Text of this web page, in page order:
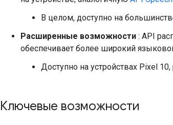
В целом, доступно на
Расширенные возможности : API
обеспечивает более широкий
Доступно на устройствах Pixel
Ключевые возможности